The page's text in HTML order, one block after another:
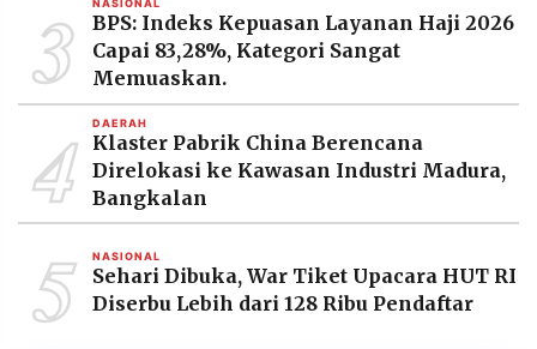
PT.
RESOLUSI
MEDIA
PRAMUDITA
©
Resolusi.co
PT.
RESOLUSI
MEDIA
PRAMUDITA
3 NASIONAL
BPS: Indeks Kepuasan Layanan Haji 2026
Capai 83,28%, Kategori Sangat
Memuaskan.
4 DAERAH
Klaster Pabrik China Berencana
Direlokasi ke Kawasan Industri Madura,
Bangkalan
5 NASIONAL
Sehari Dibuka, War Tiket Upacara HUT RI
Diserbu Lebih dari 128 Ribu Pendaftar